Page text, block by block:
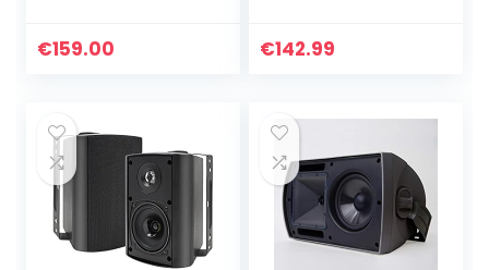
Innenbereich –
€159.00
Lautsprecher für
€142.99